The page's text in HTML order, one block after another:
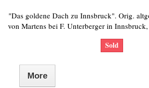
"Das goldene Dach zu Innsbruck". Orig.
von Martens bei F. Unterberger in
Sold
More